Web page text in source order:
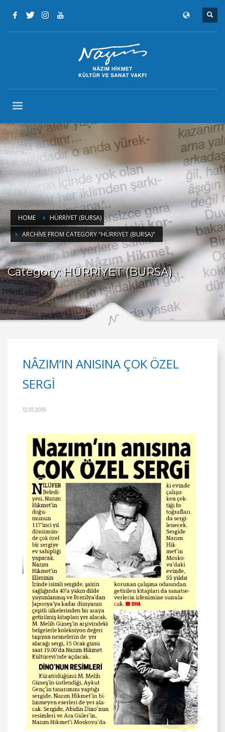
HOME
HÜRRİYET (BURSA)
ARCHIVE FROM CATEGORY "HÜRRİYET (BURSA)"
Category: HÜRRİYET (BURSA)
NÂZIM’IN ANISINA ÇOK ÖZEL
SERGİ
12.01.2019